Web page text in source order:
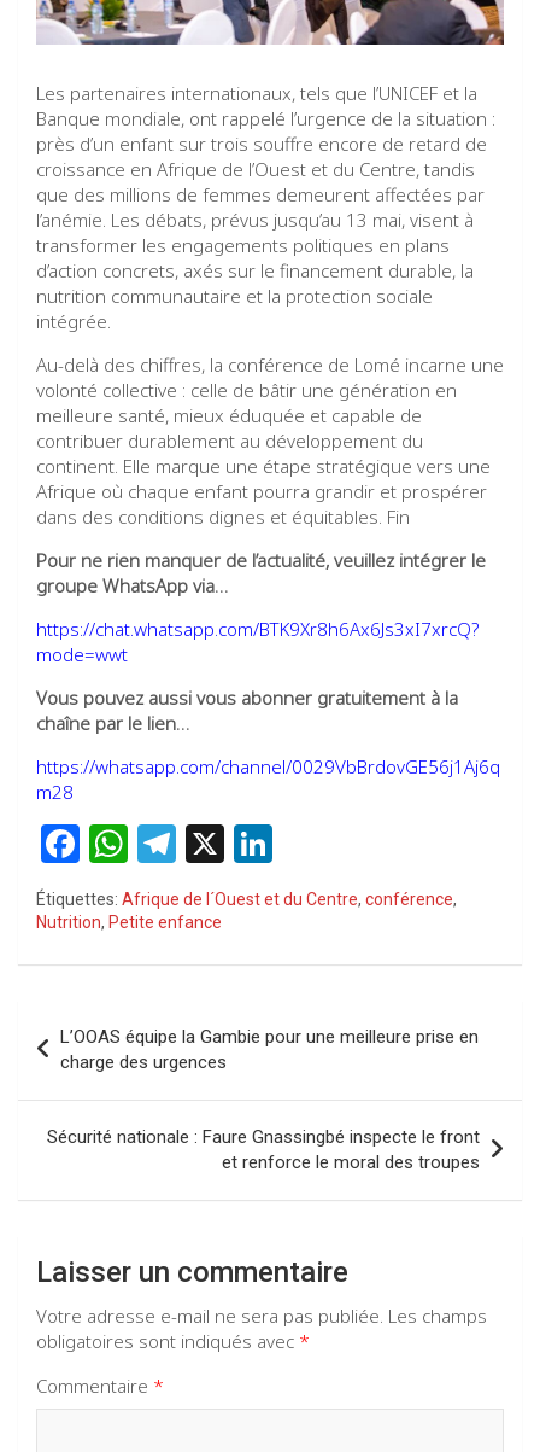
Les partenaires internationaux, tels que l’UNICEF et la
Banque mondiale, ont rappelé l’urgence de la situation :
près d’un enfant sur trois souffre encore de retard de
croissance en Afrique de l’Ouest et du Centre, tandis
que des millions de femmes demeurent affectées par
l’anémie. Les débats, prévus jusqu’au 13 mai, visent à
transformer les engagements politiques en plans
d’action concrets, axés sur le financement durable, la
nutrition communautaire et la protection sociale
intégrée.
Au-delà des chiffres, la conférence de Lomé incarne une
volonté collective : celle de bâtir une génération en
meilleure santé, mieux éduquée et capable de
contribuer durablement au développement du
continent. Elle marque une étape stratégique vers une
Afrique où chaque enfant pourra grandir et prospérer
dans des conditions dignes et équitables. Fin
Pour ne rien manquer de l’actualité, veuillez intégrer le
groupe WhatsApp via…
https://chat.whatsapp.com/BTK9Xr8h6Ax6Js3xI7xrcQ?
mode=wwt
Vous pouvez aussi vous abonner gratuitement à la
chaîne par le lien…
https://whatsapp.com/channel/0029VbBrdovGE56j1Aj6q
m28
F
a
ce
b
o
k
W
h
at
s
p
p
T
el
e
gr
m
X
n
dI
Étiquettes: Afrique de l´Ouest et du Centre, conférence,
Nutrition, Petite enfance
de
l’article
L’OOAS équipe la Gambie pour une meilleure prise en
charge des urgences
Sécurité nationale : Faure Gnassingbé inspecte le front
et renforce le moral des troupes
Laisser un commentaire
Votre adresse e-mail ne sera pas publiée. Les champs
obligatoires sont indiqués avec *
Commentaire *